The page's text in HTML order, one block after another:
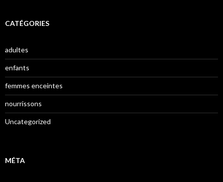
CATÉGORIES
adultes
enfants
femmes enceintes
nourrissons
Uncategorized
MÉTA